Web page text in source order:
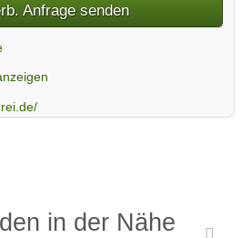
Anfrage senden
in der Nähe